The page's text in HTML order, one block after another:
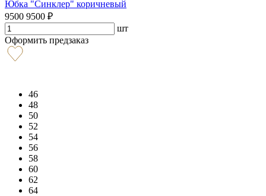
Юбка "Синклер" коричневый
9500 9500 ₽
шт
Оформить предзаказ
46
48
50
52
54
56
58
60
62
64